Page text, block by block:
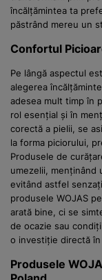
încălțămintea ta
păstrând mereu un
Confortul
Pe lângă aspectul
alegerea
adesea mult timp în
rol esențial și în
corectă a pielii, se
la forma piciorului,
Produsele de
umezelii, menținând
evitând astfel
produsele WOJAS
arată bine, ci se
de ocazie sau
o investiție directă
Produsele